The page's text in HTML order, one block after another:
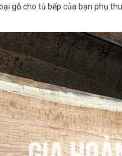
gỗ cho tủ bếp của bạn phụ